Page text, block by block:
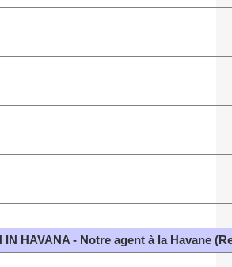
IN HAVANA - Notre agent à la Havane